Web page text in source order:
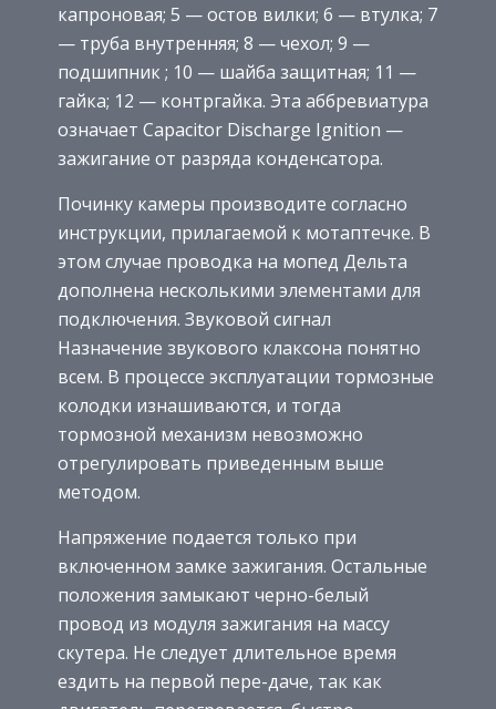
капроновая; 5 — остов вилки; 6 — втулка; 7
— труба внутренняя; 8 — чехол; 9 —
подшипник ; 10 — шайба защитная; 11 —
гайка; 12 — контргайка. Эта аббревиатура
означает Capacitor Discharge Ignition —
зажигание от разряда конденсатора.
Починку камеры производите согласно
инструкции, прилагаемой к мотаптечке. В
этом случае проводка на мопед Дельта
дополнена несколькими элементами для
подключения. Звуковой сигнал
Назначение звукового клаксона понятно
всем. В процессе эксплуатации тормозные
колодки изнашиваются, и тогда
тормозной механизм невозможно
отрегулировать приведенным выше
методом.
Напряжение подается только при
включенном замке зажигания. Остальные
положения замыкают черно-белый
провод из модуля зажигания на массу
скутера. Не следует длительное время
ездить на первой пере-даче, так как